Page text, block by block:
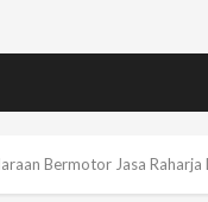
Bermotor Jasa